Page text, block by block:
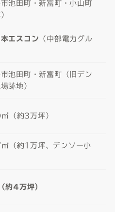
池田町・新富町・小山町
エスコン （中部電力グル
池田町・新富町（旧デン
跡地）
（約3万坪）
（約1万坪、デンソー小
約4万坪）